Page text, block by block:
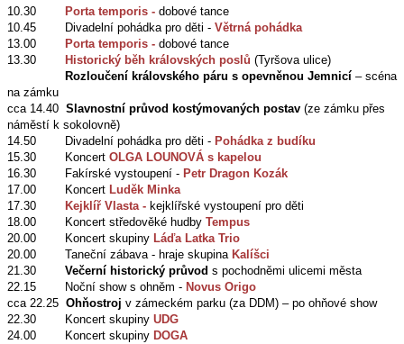
10.30
Porta temporis - dobové tance
10.45 Divadelní pohádka pro děti - Větrná pohádka
13.00
Porta temporis - dobové tance
13.30
Historický běh královských poslů (Tyršova ulice)
Rozloučení královského páru s opevněnou Jemnicí – scéna
na zámku
cca 14.40 Slavnostní průvod kostýmovaných postav (ze zámku přes
náměstí k sokolovně)
14.50 Divadelní pohádka pro děti - Pohádka z budíku
15.30 Koncert OLGA LOUNOVÁ s kapelou
16.30 Fakírské vystoupení - Petr Dragon Kozák
17.00 Koncert Luděk Minka
17.30
Kejklíř Vlasta - kejklířské vystoupení pro děti
18.00 Koncert středověké hudby Tempus
20.00 Koncert skupiny Láďa Latka Trio
20.00 Taneční zábava - hraje skupina Kalíšci
21.30 Večerní historický průvod s pochodněmi ulicemi města
22.15 Noční show s ohněm - Novus Origo
cca 22.25 Ohňostroj v zámeckém parku (za DDM) – po ohňové show
22.30 Koncert skupiny UDG
24.00 Koncert skupiny DOGA